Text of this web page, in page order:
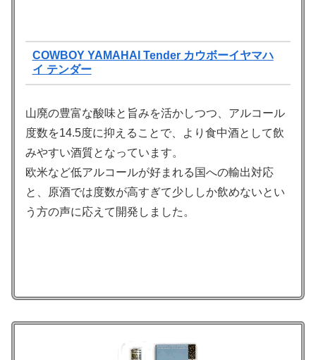
COWBOY YAMAHAI Tender カウボーイヤマハ
イ テンダー
山廃の豊富な酸味と旨みを活かしつつ、アルコール
度数を14.5度に抑えることで、より食中酒として飲
みやすい酒質となっています。
欧米など低アルコールが好まれる国への輸出対応
と、原酒では度数が高すぎて少ししか飲めないとい
う方の声に応えて開発しました。